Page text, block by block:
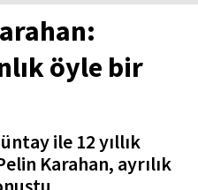
öyle bir
ile 12 yıllık
Karahan, ayrılık